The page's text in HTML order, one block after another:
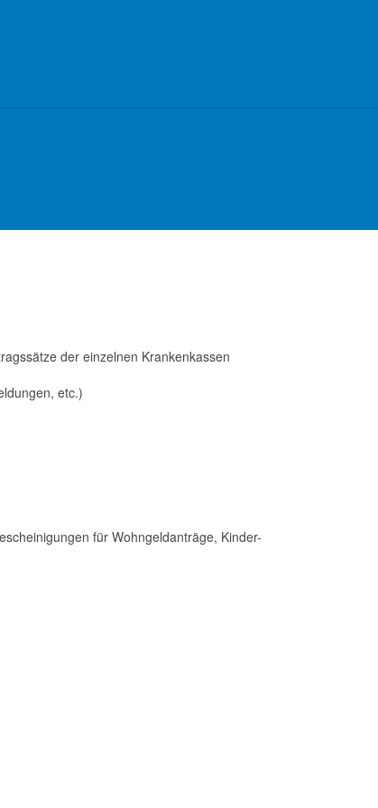
der einzelnen Krankenkassen
etc.)
für Wohngeldanträge, Kinder-